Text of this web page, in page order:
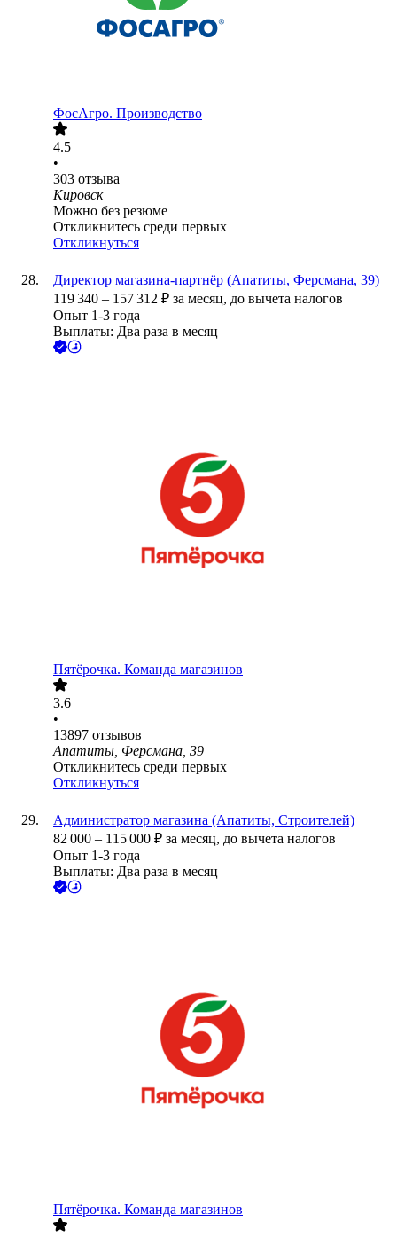
ФосАгро. Производство
4.5
•
303 отзыва
Кировск
Можно без резюме
Откликнитесь среди первых
Откликнуться
Директор магазина-партнёр (Апатиты, Ферсмана, 39)
119 340 – 157 312 ₽ за месяц, до вычета налогов
Опыт 1-3 года
Выплаты: Два раза в месяц
Пятёрочка. Команда магазинов
3.6
•
13897 отзывов
Апатиты, Ферсмана, 39
Откликнитесь среди первых
Откликнуться
Администратор магазина (Апатиты, Строителей)
82 000 – 115 000 ₽ за месяц, до вычета налогов
Опыт 1-3 года
Выплаты: Два раза в месяц
Пятёрочка. Команда магазинов